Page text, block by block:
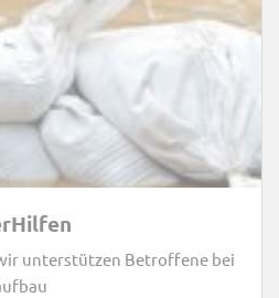
unterstützen Betroffene bei